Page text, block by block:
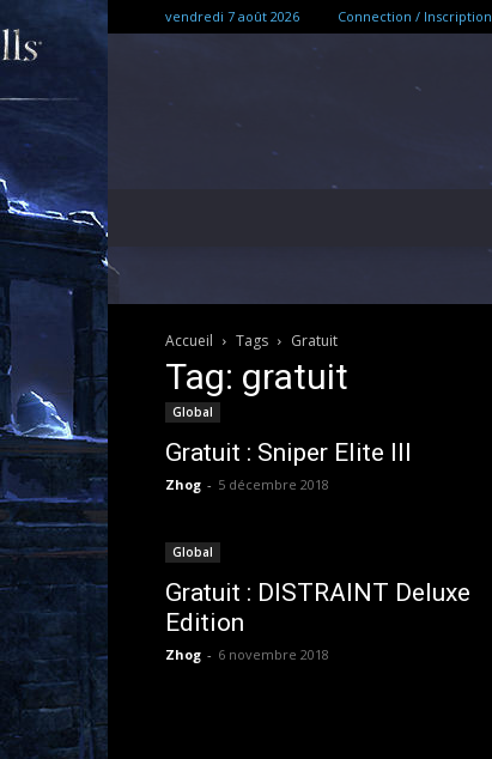
vendredi 7 août 2026 Connection / Inscription
Accueil Tags Gratuit
Tag: gratuit
Global
Gratuit : Sniper Elite III
Zhog - 5 décembre 2018
Global
Gratuit : DISTRAINT Deluxe
Edition
Zhog - 6 novembre 2018